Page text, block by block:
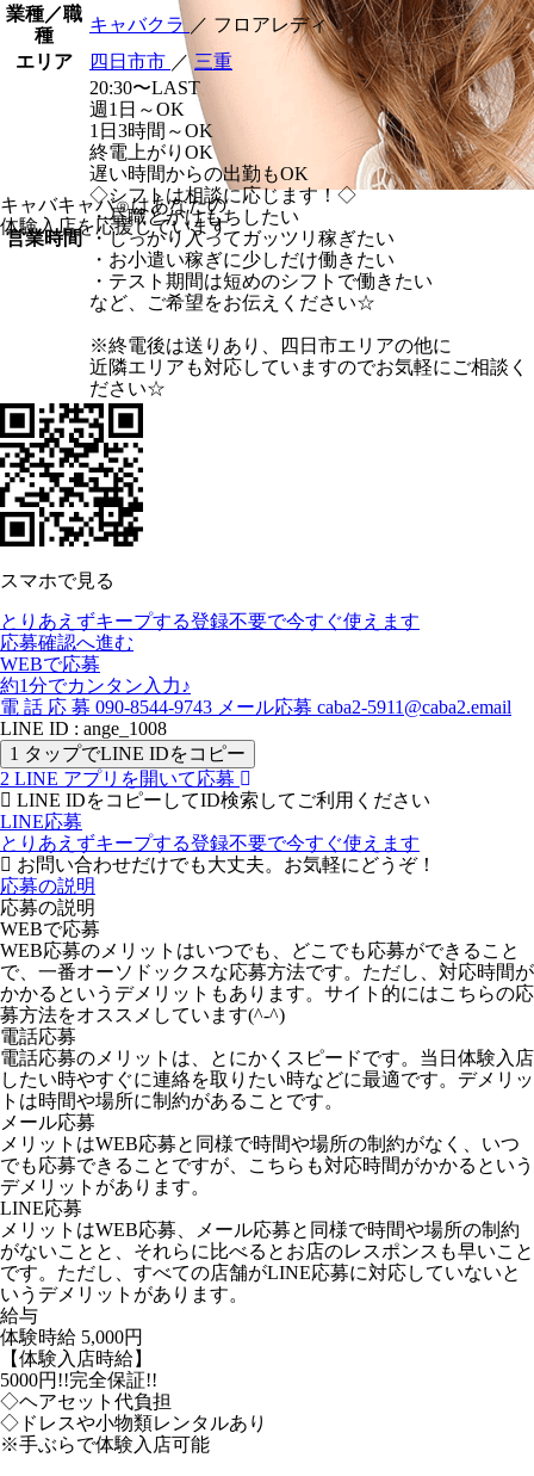
キャバキャバⓇはあなたの
体験入店を応援しています
業種／職
種
キャバクラ ／ フロアレディ
エリア
四日市市 ／三重
営業時間
20:30〜LAST
週1日～OK
1日3時間～OK
終電上がりOK
遅い時間からの出勤もOK
◇シフトは相談に応じます！◇
・昼職とかけもちしたい
・しっかり入ってガッツリ稼ぎたい
・お小遣い稼ぎに少しだけ働きたい
・テスト期間は短めのシフトで働きたい
など、ご希望をお伝えください☆
※終電後は送りあり、四日市エリアの他に
近隣エリアも対応していますのでお気軽にご相談く
ださい☆
スマホで見る
とりあえずキープする登録不要で今すぐ使えます
応募確認へ進む
WEBで応募
約1分でカンタン入力♪
電 話 応 募 090-8544-9743 メール応募 caba2-5911@caba2.email
LINE ID : ange_1008
1 タップでLINE IDをコピー
2 LINE アプリを開いて応募
LINE IDをコピーしてID検索してご利用ください
LINE応募
とりあえずキープする登録不要で今すぐ使えます
お問い合わせだけでも大丈夫。お気軽にどうぞ！
応募の説明
応募の説明
WEBで応募
WEB応募のメリットはいつでも、どこでも応募ができること
で、一番オーソドックスな応募方法です。ただし、対応時間が
かかるというデメリットもあります。サイト的にはこちらの応
募方法をオススメしています(^-^)
電話応募
電話応募のメリットは、とにかくスピードです。当日体験入店
したい時やすぐに連絡を取りたい時などに最適です。デメリッ
トは時間や場所に制約があることです。
メール応募
メリットはWEB応募と同様で時間や場所の制約がなく、いつ
でも応募できることですが、こちらも対応時間がかかるという
デメリットがあります。
LINE応募
メリットはWEB応募、メール応募と同様で時間や場所の制約
がないことと、それらに比べるとお店のレスポンスも早いこと
です。ただし、すべての店舗がLINE応募に対応していないと
いうデメリットがあります。
給与
体験時給 5,000円
【体験入店時給】
5000円!!完全保証!!
◇ヘアセット代負担
◇ドレスや小物類レンタルあり
※手ぶらで体験入店可能